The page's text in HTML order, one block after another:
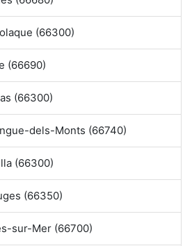
(66300)
(66690)
(66300)
dels-Monts (66740)
(66300)
(66350)
sur-Mer (66700)